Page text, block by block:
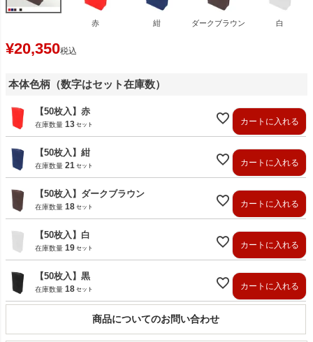
赤 紺 ダークブラウン 白
¥20,350税込
本体色柄（数字はセット在庫数）
【50枚入】赤
在庫数量 13 カートに入れる
【50枚入】紺
在庫数量 21 カートに入れる
【50枚入】ダークブラウン
在庫数量 18 カートに入れる
【50枚入】白
在庫数量 19 カートに入れる
【50枚入】黒
在庫数量 18 カートに入れる
商品についてのお問い合わせ